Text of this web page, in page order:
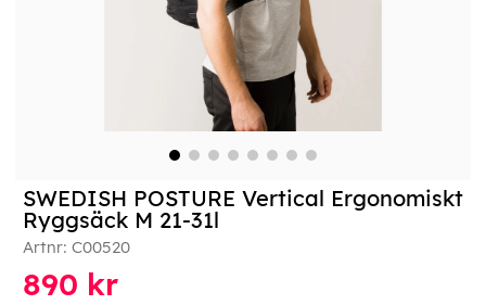
SWEDISH POSTURE Vertical Ergonomiskt
Ryggsäck M 21-31l
Artnr: C00520
890 kr